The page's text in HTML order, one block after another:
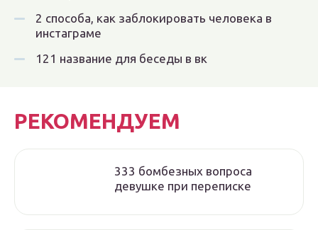
2 способа, как заблокировать человека в
инстаграме
121 название для беседы в вк
РЕКОМЕНДУЕМ
333 бомбезных вопроса
девушке при переписке